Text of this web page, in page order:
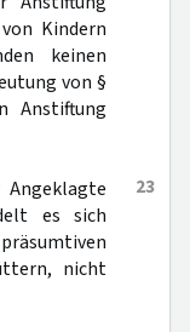
Kindern
keinen
von §
Anstiftung
23
es sich
nicht